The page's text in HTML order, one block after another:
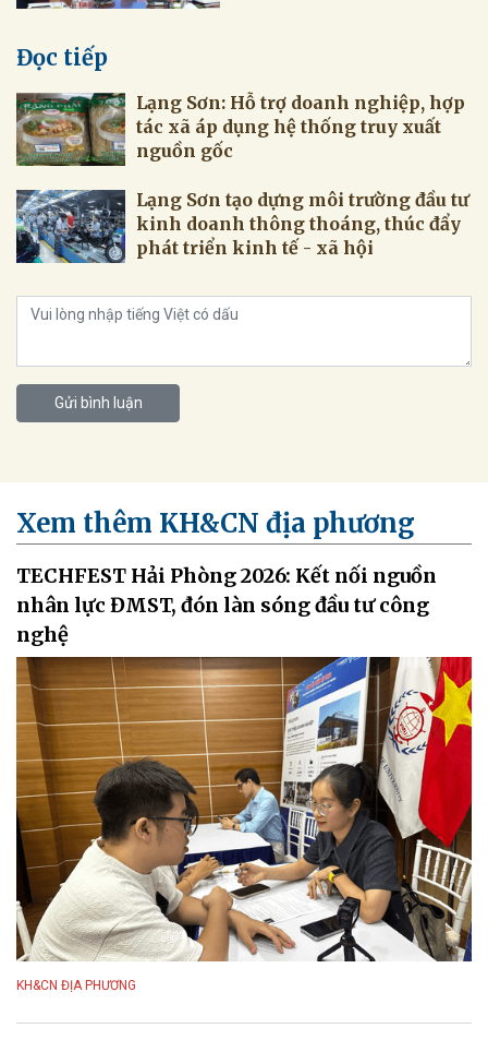
Đọc tiếp
Lạng Sơn: Hỗ trợ doanh nghiệp, hợp
tác xã áp dụng hệ thống truy xuất
nguồn gốc
Lạng Sơn tạo dựng môi trường đầu tư
kinh doanh thông thoáng, thúc đẩy
phát triển kinh tế - xã hội
Gửi bình luận
Xem thêm KH&CN địa phương
TECHFEST Hải Phòng 2026: Kết nối nguồn
nhân lực ĐMST, đón làn sóng đầu tư công
nghệ
KH&CN ĐỊA PHƯƠNG